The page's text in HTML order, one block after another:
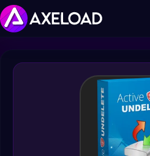
Skip
to
content